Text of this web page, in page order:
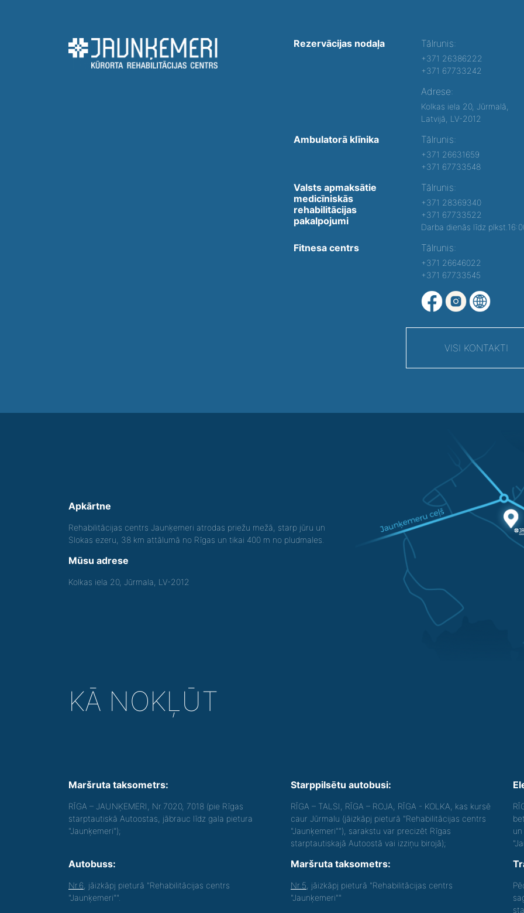
Rezervācijas nodaļa Tālrunis:
+371 26386222
+371 67733242
Adrese:
Kolkas iela 20, Jūrmalā,
Latvijā, LV-2012
Ambulatorā klīnika Tālrunis:
+371 26631659
+371 67733548
Valsts apmaksātie
medicīniskās
rehabilitācijas
pakalpojumi
Tālrunis:
+371 28369340
+371 67733522
Darba dienās līdz
Fitnesa centrs Tālrunis:
+371 26646022
+371 67733545
VISI KONTAKTI
Apkārtne
Rehabilitācijas centrs Jaunķemeri atrodas priežu mežā, starp jūru un
Slokas ezeru, 38 km attālumā no Rīgas un tikai 400 m no pludmales.
Mūsu adrese
Kolkas iela 20, Jūrmala, LV-2012
KĀ NOKĻŪT
Maršruta taksometrs:
RĪGA – JAUNĶEMERI, Nr.7020, 7018 (pie Rīgas
starptautiskā Autoostas, jābrauc līdz gala pietura
"Jaunķemeri");
Starppilsētu autobusi:
RĪGA – TALSI, RĪGA – ROJA, RĪGA - KOLKA, kas kursē
caur Jūrmalu (jāizkāpj pieturā "Rehabilitācijas centrs
"Jaunķemeri""), sarakstu var precizēt Rīgas
starptautiskajā Autoostā vai izziņu birojā);
Autobuss:
Nr.6 , jāizkāpj pieturā "Rehabilitācijas centrs
"Jaunķemeri"".
Maršruta taksometrs:
Nr.5 , jāizkāpj pieturā "Rehabilitācijas centrs
"Jaunķemeri""